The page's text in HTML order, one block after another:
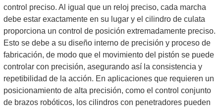
control preciso. Al igual que un reloj preciso, cada marcha
debe estar exactamente en su lugar y el cilindro de culata
proporciona un control de posición extremadamente preciso.
Esto se debe a su diseño interno de precisión y proceso de
fabricación, de modo que el movimiento del pistón se puede
controlar con precisión, asegurando así la consistencia y
repetibilidad de la acción. En aplicaciones que requieren un
posicionamiento de alta precisión, como el control conjunto
de brazos robóticos, los cilindros con penetradores pueden